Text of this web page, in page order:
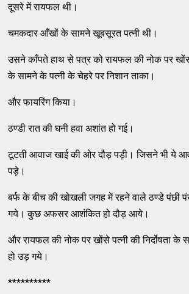
दूसरे में रायफल थी।
चमकदार आँखों के सामने खूबसूरत पत्नी थी।
उसने काँपते हाथ से पत्र को रायफल की नोक पर
के सामने के पत्नी के चेहरे पर निशान ताका।
और फायरिंग किया।
ठण्डी रात की घनी हवा अशांत हो गई।
टूटती आवाज खाई की ओर दौड़ पड़ी। जिसने भी ये
पड़े।
बर्फ के बीच की खोखली जगह में रहने वाले ठण्डे
गये। कुछ अफसर आशंकित हो दौड़ आये।
और रायफल की नोक पर खोंसे पत्नी की निर्दोषता
हो उड़ गये।
**********